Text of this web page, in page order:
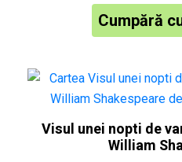
Cumpără
Visul unei nopti de
William